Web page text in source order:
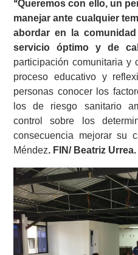
“Queremos con ello, un
manejar ante cualquier
abordar en la
servicio óptimo y de
participación comunitaria y
proceso educativo y
personas conocer los
los de riesgo sanitario
control sobre los
consecuencia mejorar su
Méndez. FIN/ Beatriz